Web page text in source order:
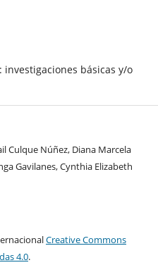
básicas y/o
Culque Núñez, Diana Marcela
Gavilanes, Cynthia Elizabeth
Creative Commons
4.0.